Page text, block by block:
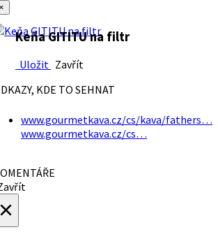
Keňa GITITU na filtr
Uložit Zavřít
KDE TO SEHNAT
www.gourmetkava.cz/cs/kava/fathers…
www.gourmetkava.cz/cs…